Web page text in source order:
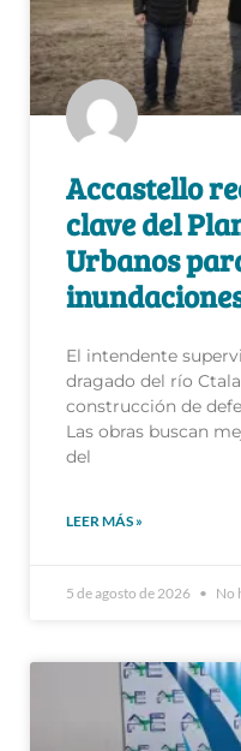
Accastello
clave del
Urbanos
El intendente
dragado del río
construcción de
Las obras buscan
del
LEER MÁS »
5 de agosto de 2026 No